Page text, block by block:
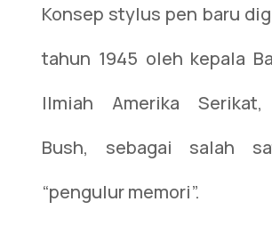
Konsep stylus pen baru
tahun 1945 oleh kepala
Ilmiah Amerika Serikat,
Bush, sebagai salah
“pengulur memori”.